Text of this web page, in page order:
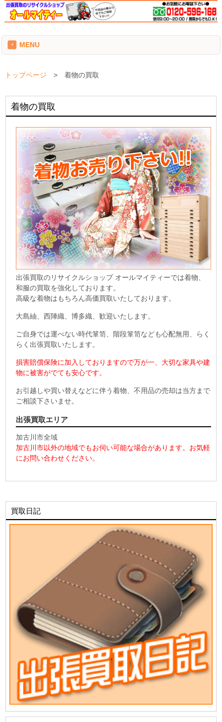
MENU
トップページ > 着物の買取
着物の買取
出張買取のリサイクルショップ オールマイティーでは着物、
和服の買取を強化しております。
高級な着物はもちろん高価買取いたしております。
大島紬、西陣織、博多織、歓迎いたします。
ご自身では運べない時代箪笥、階段箪笥なども心配無用、らく
らく出張買取いたします。
損害賠償保険に加入しておりますので万が一、大切な家具や建
物に被害がでても安心です。
お引越しや買い替えなどに伴う着物、不用品の売却は当方まで
ご相談下さいませ。
出張買取エリア
加古川市全域
加古川市以外の地域でもお伺い可能な場合があります。お気軽
にお問い合わせください。
買取日記